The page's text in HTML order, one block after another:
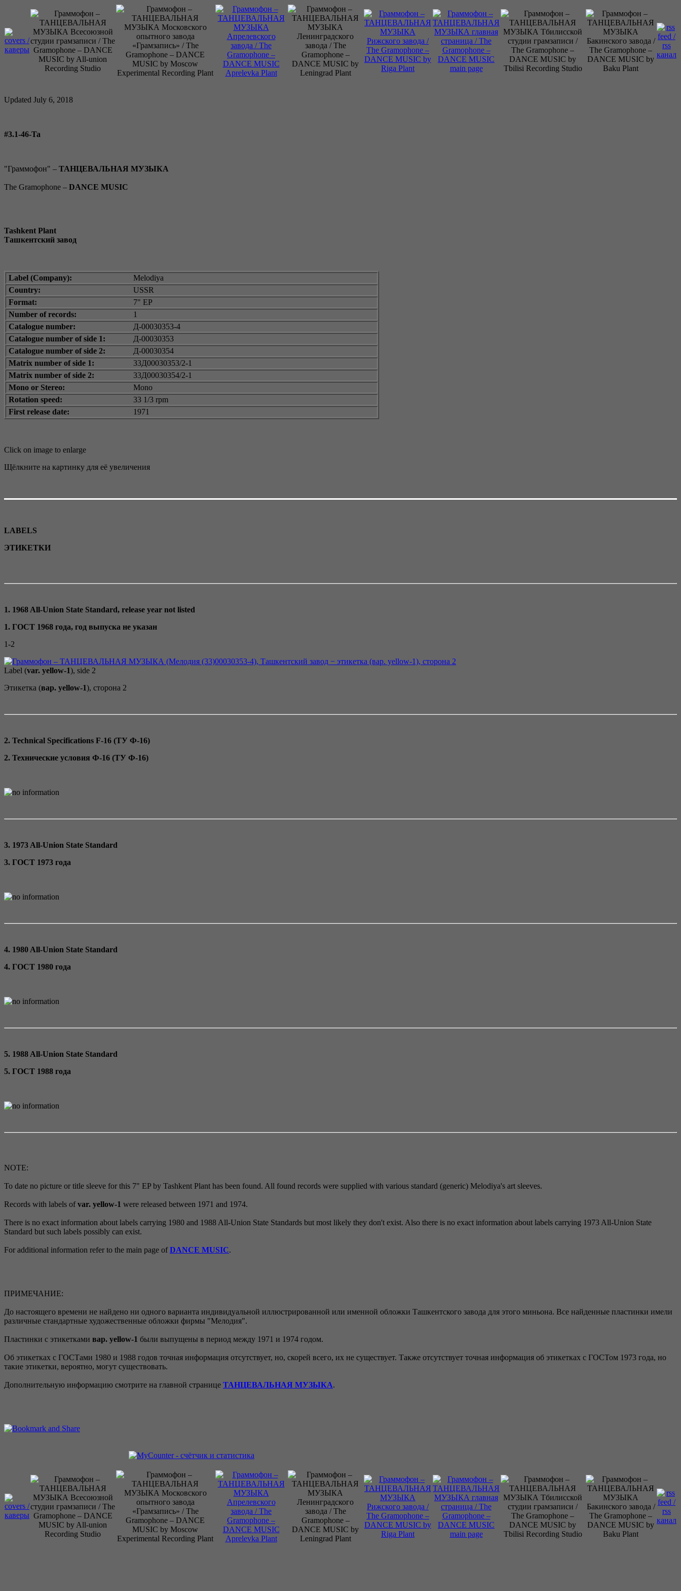
Updated July 6, 2018
#3.1-46-Ta
"Граммофон" – ТАНЦЕВАЛЬНАЯ МУЗЫКА
The Gramophone – DANCE MUSIC
Tashkent Plant
Ташкентский завод
Label (Company):
Melodiya
Country:
USSR
Format:
7" EP
Number of records:
1
Catalogue number:
Д-00030353-4
Catalogue number of side 1:
Д-00030353
Catalogue number of side 2:
Д-00030354
Matrix number of side 1:
33Д00030353/2-1
Matrix number of side 2:
33Д00030354/2-1
Mono or Stereo:
Mono
Rotation speed:
33 1/3 rpm
First release date:
1971
Click on image to enlarge
Щёлкните на картинку для её увеличения
LABELS
ЭТИКЕТКИ
1. 1968 All-Union State Standard, release year not listed
1. ГОСТ 1968 года, год выпуска не указан
1-2
Label (var. yellow-1), side 2
Этикетка (вар. yellow-1), сторона 2
2. Technical Specifications F-16 (ТУ Ф-16)
2. Технические условия Ф-16 (ТУ Ф-16)
3. 1973 All-Union State Standard
3. ГОСТ 1973 года
4. 1980 All-Union State Standard
4. ГОСТ 1980 года
5. 1988 All-Union State Standard
5. ГОСТ 1988 года
NOTE:
To date no picture or title sleeve for this 7" EP by Tashkent Plant has been found. All found records were supplied with various standard (generic) Melodiya's art sleeves.
Records with labels ofvar. yellow-1 were released between 1971 and 1974.
There is no exact information about labels carrying 1980 and 1988 All-Union State Standards but most likely they don't exist. Also there is no exact information about labels carrying 1973 All-Union State
Standard but such labels possibly can exist.
For additional information refer to the main page ofDANCE MUSIC.
ПРИМЕЧАНИЕ:
До настоящего времени не найдено ни одного варианта индивидуальной иллюстрированной или именной обложки Ташкентского завода для этого миньона. Все найденные пластинки имели
различные стандартные художественные обложки фирмы "Мелодия".
Пластинки с этикетками вар. yellow-1 были выпущены в период между 1971 и 1974 годом.
Об этикетках с ГОСТами 1980 и 1988 годов точная информация отсутствует, но, скорей всего, их не существует. Также отсутствует точная информация об этикетках с ГОСТом 1973 года, но
такие этикетки, вероятно, могут существовать.
Дополнительную информацию смотрите на главной странице ТАНЦЕВАЛЬНАЯ МУЗЫКА.